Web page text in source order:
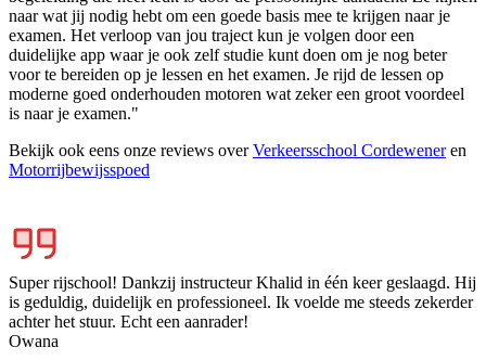
naar wat jij nodig hebt om een goede basis mee te krijgen naar je
examen. Het verloop van jou traject kun je volgen door een
duidelijke app waar je ook zelf studie kunt doen om je nog beter
voor te bereiden op je lessen en het examen. Je rijd de lessen op
moderne goed onderhouden motoren wat zeker een groot voordeel
is naar je examen."
Bekijk ook eens onze reviews overVerkeersschool Cordeweneren
Motorrijbewijsspoed
Super rijschool! Dankzij instructeur Khalid in één keer geslaagd. Hij
is geduldig, duidelijk en professioneel. Ik voelde me steeds zekerder
achter het stuur. Echt een aanrader!
Owana